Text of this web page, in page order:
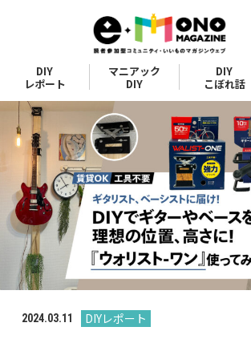
DIY
レポート
マニアック
DIY
DIY
こぼれ話
2024.03.11 DIYレポート